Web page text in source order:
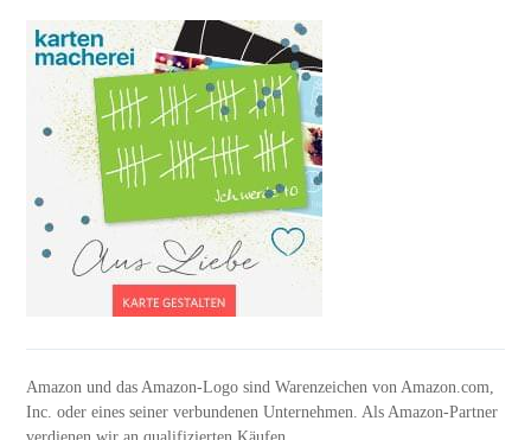
Amazon und das Amazon-Logo sind Warenzeichen von Amazon.com,
Inc. oder eines seiner verbundenen Unternehmen. Als Amazon-Partner